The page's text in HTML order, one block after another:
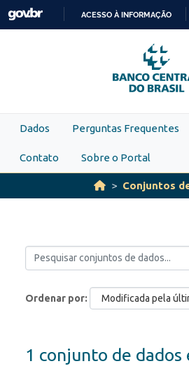
Skip to main content
PARA
O
ACESSO À INFORMAÇÃO
Dados Perguntas Frequentes
Contato Sobre o Portal
Conjuntos
Ordenar por
1 conjunto de dados